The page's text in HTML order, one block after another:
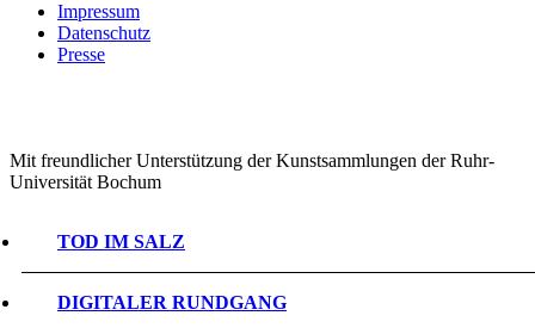
Impressum
Datenschutz
Presse
Mit freundlicher Unterstützung der Kunstsammlungen der Ruhr-
Universität Bochum
TOD IM SALZ
DIGITALER RUNDGANG